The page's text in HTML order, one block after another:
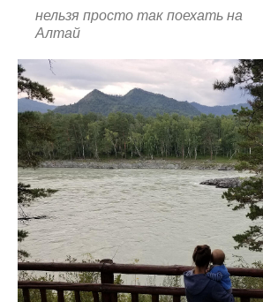
нельзя просто так поехать на
Алтай